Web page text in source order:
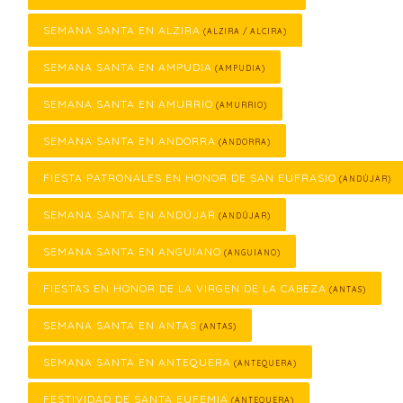
SEMANA SANTA EN ALZIRA (ALZIRA / ALCIRA)
SEMANA SANTA EN AMPUDIA (AMPUDIA)
SEMANA SANTA EN AMURRIO (AMURRIO)
SEMANA SANTA EN ANDORRA (ANDORRA)
FIESTA PATRONALES EN HONOR DE SAN EUFRASIO (ANDÚJAR)
SEMANA SANTA EN ANDÚJAR (ANDÚJAR)
SEMANA SANTA EN ANGUIANO (ANGUIANO)
FIESTAS EN HONOR DE LA VIRGEN DE LA CABEZA (ANTAS)
SEMANA SANTA EN ANTAS (ANTAS)
SEMANA SANTA EN ANTEQUERA (ANTEQUERA)
FESTIVIDAD DE SANTA EUFEMIA (ANTEQUERA)